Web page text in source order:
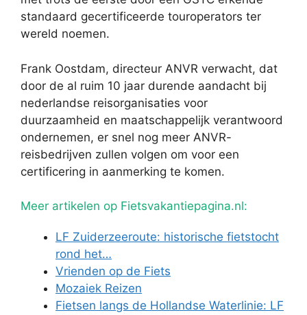
standaard gecertificeerde touroperators ter
wereld noemen.
Frank Oostdam, directeur ANVR verwacht, dat
door de al ruim 10 jaar durende aandacht bij
nederlandse reisorganisaties voor
duurzaamheid en maatschappelijk verantwoord
ondernemen, er snel nog meer ANVR-
reisbedrijven zullen volgen om voor een
certificering in aanmerking te komen.
Meer artikelen op Fietsvakantiepagina.nl:
LF Zuiderzeeroute: historische fietstocht
rond het…
Vrienden op de Fiets
Mozaiek Reizen
Fietsen langs de Hollandse Waterlinie: LF